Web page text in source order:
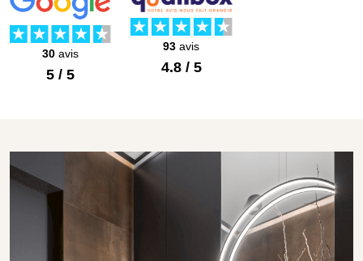
30 avis
5 / 5
93 avis
4.8 / 5